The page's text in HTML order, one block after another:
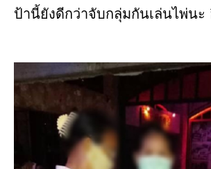
ป้านี้ยังดีกว่าจับกลุ่มกันเล่นไพ่นะ